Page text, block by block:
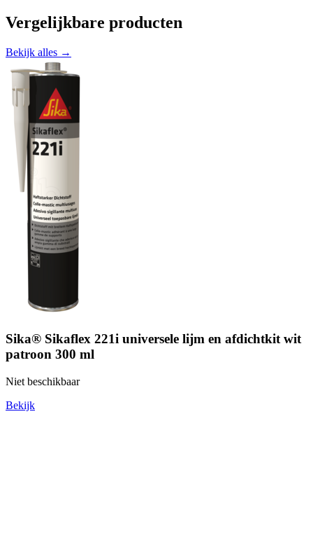
Vergelijkbare producten
Bekijk alles →
Sika® Sikaflex 221i universele lijm en afdichtkit wit
patroon 300 ml
Niet beschikbaar
Bekijk